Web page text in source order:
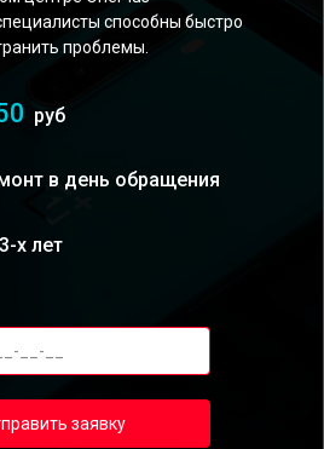
способны быстро
проблемы.
руб
в день обращения
х лет
заявку